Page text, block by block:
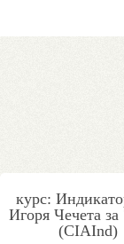
курс:
Игоря Чечета за
(CIAInd)